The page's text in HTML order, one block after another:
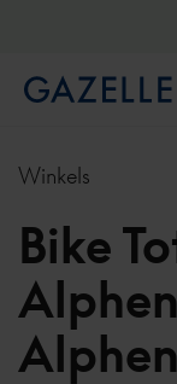
Winkels
Bike
Alphen